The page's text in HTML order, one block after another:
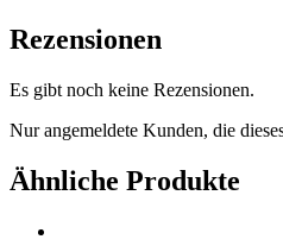
Rezensionen
Es gibt noch keine Rezensionen.
Nur angemeldete Kunden, die
Ähnliche Produkte